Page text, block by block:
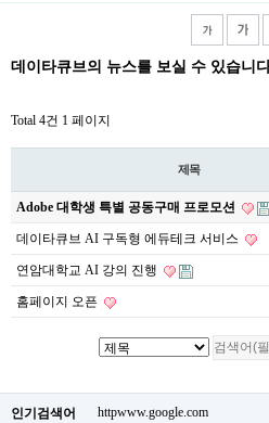
데이타큐브의 뉴스를 보실 수 있습니
Total 4건 1 페이지
제목
Adobe 대학생 특별 공동구매 프로모션
데이타큐브 AI 구독형 에듀테크 서비스
연암대학교 AI 강의 진행
홈페이지 오픈
인기검색어 httpwww.google.com